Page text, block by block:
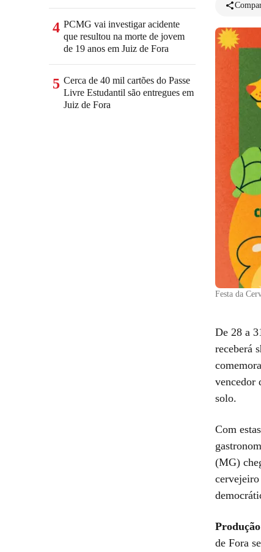
Festa da
De 28 a
receberá
vencedor
solo.
Com
(MG)
de Fora
4 PCMG vai investigar acidente
que resultou na morte de jovem
de 19 anos em Juiz de Fora
5 Cerca de 40 mil cartões do Passe
Livre Estudantil são entregues em
Juiz de Fora